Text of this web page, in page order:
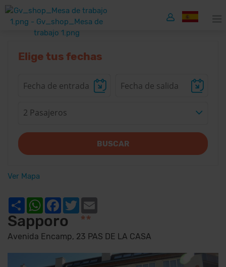
Elige tus fechas
2 Pasajeros
BUSCAR
Ver Mapa
Share WhatsAppFacebook
Twitter
Sapporo **
Avenida Encamp, 23 PAS DE LA CASA